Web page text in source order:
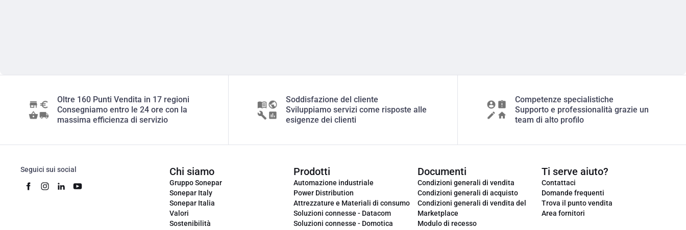
Oltre 160 Punti Vendita in 17 regioni
Consegniamo entro le 24 ore con la
massima efficienza di servizio
Soddisfazione del cliente
Sviluppiamo servizi come risposte alle
esigenze dei clienti
Competenze specialistiche
Supporto e professionalità grazie un
team di alto profilo
Seguici sui social Chi siamo
Gruppo Sonepar
Sonepar Italy
Sonepar Italia
Valori
Sostenibilità
Prodotti
Automazione industriale
Power Distribution
Attrezzature e Materiali di consumo
Soluzioni connesse - Datacom
Soluzioni connesse - Domotica
Documenti
Condizioni generali di vendita
Condizioni generali di acquisto
Condizioni generali di vendita del
Marketplace
Modulo di recesso
Ti serve aiuto?
Contattaci
Domande frequenti
Trova il punto vendita
Area fornitori